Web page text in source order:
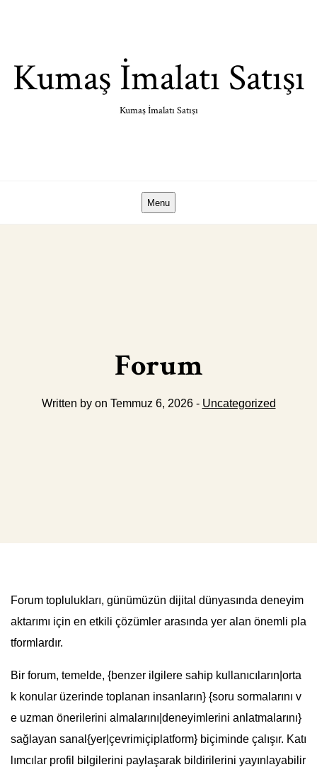
Kumaş İmalatı Satışı
Kumaş İmalatı Satışı
Menu
Forum
Written by on Temmuz 6, 2026 - Uncategorized
Forum toplulukları, günümüzün dijital dünyasında deneyim
aktarımı için en etkili çözümler arasında yer alan önemli pla
tformlardır.
Bir forum, temelde, {benzer ilgilere sahip kullanıcıların|orta
k konular üzerinde toplanan insanların} {soru sormalarını v
e uzman önerilerini almalarını|deneyimlerini anlatmalarını}
sağlayan sanal{yer|çevrimiçiplatform} biçiminde çalışır. Katı
lımcılar profil bilgilerini paylaşarak bildirilerini yayınlayabilir